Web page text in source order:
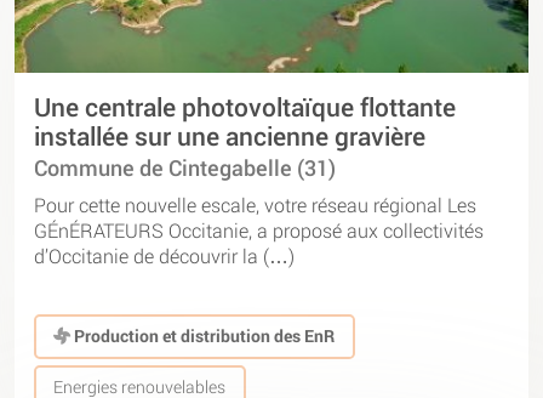
Une centrale photovoltaïque flottante
installée sur une ancienne gravière
Commune de Cintegabelle (31)
Pour cette nouvelle escale, votre réseau régional Les
GÉnÉRATEURS Occitanie, a proposé aux collectivités
d’Occitanie de découvrir la (…)
Production et distribution des EnR
Energies renouvelables